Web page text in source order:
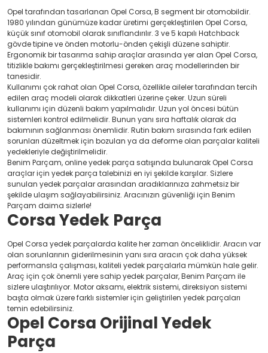
Opel tarafından tasarlanan Opel Corsa, B segment bir otomobildir.
1980 yılından günümüze kadar üretimi gerçekleştirilen Opel Corsa,
küçük sınıf otomobil olarak sınıflandırılır. 3 ve 5 kapılı Hatchback
gövde tipine ve önden motorlu-önden çekişli düzene sahiptir.
Ergonomik bir tasarıma sahip araçlar arasında yer alan Opel Corsa,
titizlikle bakımı gerçekleştirilmesi gereken araç modellerinden bir
tanesidir.
Kullanımı çok rahat olan Opel Corsa, özellikle aileler tarafından tercih
edilen araç modeli olarak dikkatleri üzerine çeker. Uzun süreli
kullanımı için düzenli bakım yapılmalıdır. Uzun yol öncesi bütün
sistemleri kontrol edilmelidir. Bunun yanı sıra haftalık olarak da
bakımının sağlanması önemlidir. Rutin bakım sırasında fark edilen
sorunları düzeltmek için bozulan ya da deforme olan parçalar kaliteli
yedekleriyle değiştirilmelidir.
Benim Parçam, online yedek parça satışında bulunarak Opel Corsa
araçlar için yedek parça talebinizi en iyi şekilde karşılar. Sizlere
sunulan yedek parçalar arasından aradıklarınıza zahmetsiz bir
şekilde ulaşım sağlayabilirsiniz. Aracınızın güvenliği için Benim
Parçam daima sizlerle!
Corsa Yedek Parça
Opel Corsa yedek parçalarda kalite her zaman önceliklidir. Aracın var
olan sorunlarının giderilmesinin yanı sıra aracın çok daha yüksek
performansla çalışması, kaliteli yedek parçalarla mümkün hale gelir.
Araç için çok önemli yere sahip yedek parçalar, Benim Parçam ile
sizlere ulaştırılıyor. Motor aksamı, elektrik sistemi, direksiyon sistemi
başta olmak üzere farklı sistemler için geliştirilen yedek parçaları
temin edebilirsiniz.
Opel Corsa Orijinal Yedek
Parça